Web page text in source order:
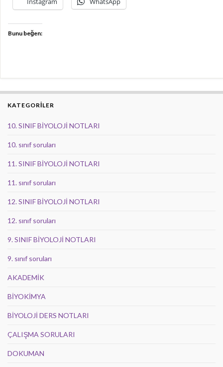
Bunu beğen:
KATEGORİLER
10. SINIF BİYOLOJİ NOTLARI
10. sınıf soruları
11. SINIF BİYOLOJİ NOTLARI
11. sınıf soruları
12. SINIF BİYOLOJİ NOTLARI
12. sınıf soruları
9. SINIF BİYOLOJİ NOTLARI
9. sınıf soruları
AKADEMİK
BİYOKİMYA
BİYOLOJİ DERS NOTLARI
ÇALIŞMA SORULARI
DOKUMAN